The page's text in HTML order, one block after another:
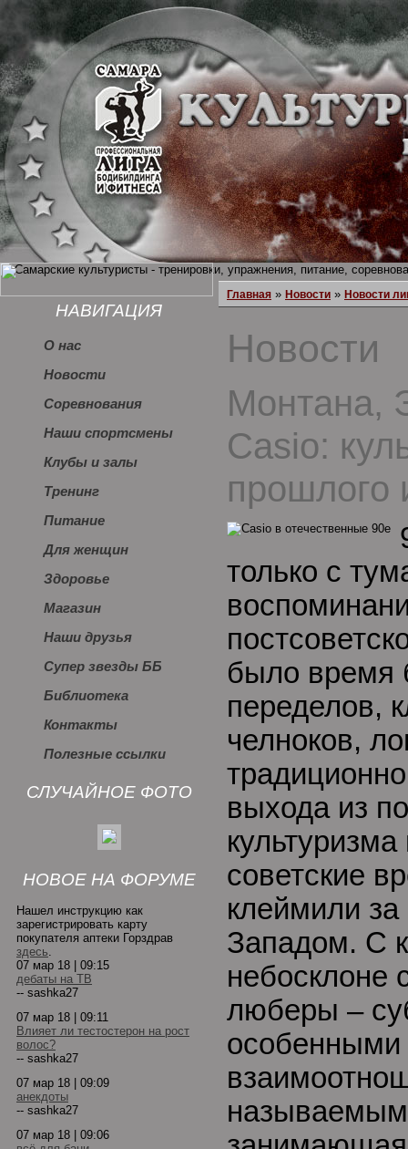
НАВИГАЦИЯ
О нас
Новости
Соревнования
Наши спортсмены
Клубы и залы
Тренинг
Питание
Для женщин
Здоровье
Магазин
Наши друзья
Супер звезды ББ
Библиотека
Контакты
Полезные ссылки
СЛУЧАЙНОЕ ФОТО
НОВОЕ НА ФОРУМЕ
Нашел инструкцию как
зарегистрировать карту
покупателя аптеки Горздрав
здесь.
07 мар 18 | 09:15
дебаты на ТВ
-- sashka27
07 мар 18 | 09:11
Влияет ли тестостерон на рост
волос?
-- sashka27
07 мар 18 | 09:09
анекдоты
-- sashka27
07 мар 18 | 09:06
Главная » Новости » Новости
Новости
Монтана,
Casio:
прошлого
только с
было время
переделов,
челноков,
выхода из
советские
клеймили
Западом. С
небосклоне
люберы –
особенными